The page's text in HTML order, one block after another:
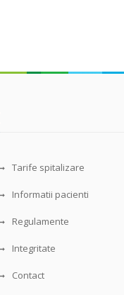
Tarife spitalizare
Informatii pacienti
Regulamente
Integritate
Contact